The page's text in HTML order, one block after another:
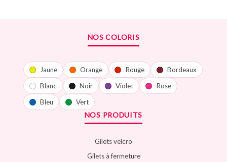
NOS COLORIS
Jaune Orange Rouge
Bordeaux
Blanc
Noir Violet
Rose
Bleu
Vert
NOS PRODUITS
Gilets velcro
Gilets à fermeture